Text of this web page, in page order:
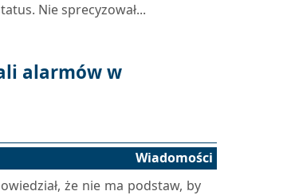
Nie sprecyzował...
alarmów w
Wiadomości
że nie ma podstaw, by